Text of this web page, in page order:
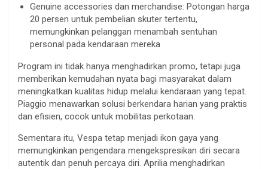
Genuine accessories dan merchandise: Potongan harga
20 persen untuk pembelian skuter tertentu,
memungkinkan pelanggan menambah sentuhan
personal pada kendaraan mereka
Program ini tidak hanya menghadirkan promo, tetapi juga
memberikan kemudahan nyata bagi masyarakat dalam
meningkatkan kualitas hidup melalui kendaraan yang tepat.
Piaggio menawarkan solusi berkendara harian yang praktis
dan efisien, cocok untuk mobilitas perkotaan.
Sementara itu, Vespa tetap menjadi ikon gaya yang
memungkinkan pengendara mengekspresikan diri secara
autentik dan penuh percaya diri. Aprilia menghadirkan